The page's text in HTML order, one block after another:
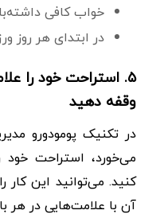
خواب کافی
در ابتدای هر روز
وقفه دهید
در تکنیک پومودورو
می‌خورد، استراحت
کنید. می‌توانید این
آن با علامت‌هایی در هر